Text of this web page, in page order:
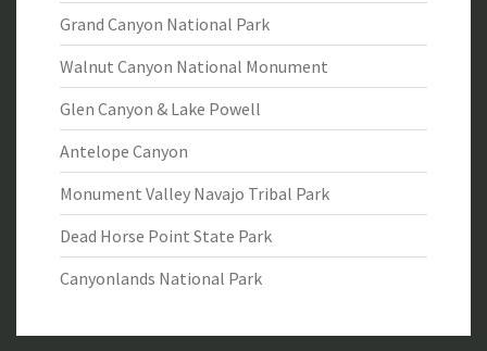
Grand Canyon National Park
Walnut Canyon National Monument
Glen Canyon & Lake Powell
Antelope Canyon
Monument Valley Navajo Tribal Park
Dead Horse Point State Park
Canyonlands National Park